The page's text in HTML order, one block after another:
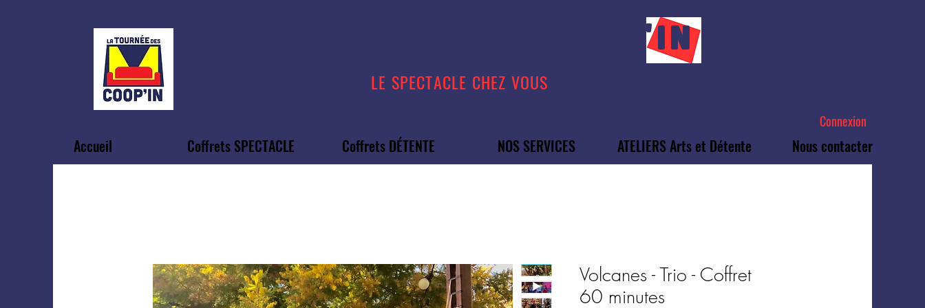
COOP'IN
LE SPECTACLE CHEZ VOUS
Connexion
Accueil Coffrets SPECTACLE Coffrets DÉTENTE NOS SERVICES ATELIERS Arts et Détente Nous contacter
Volcanes - Trio - Coffret
60 minutes